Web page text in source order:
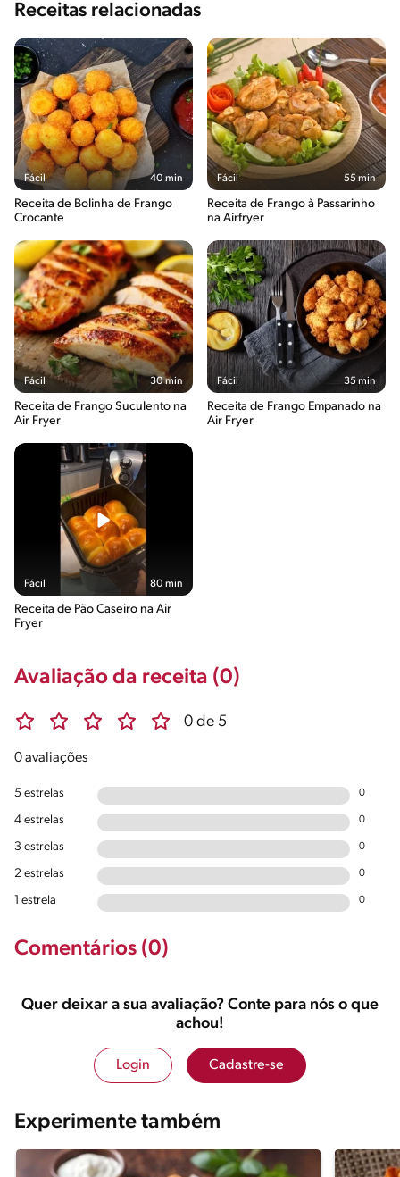
Receitas relacionadas
Fácil 40 min
Receita de Bolinha de Frango
Crocante
Fácil 55 min
Receita de Frango à Passarinho
na Airfryer
Fácil 30 min
Receita de Frango Suculento na
Air Fryer
Fácil 35 min
Receita de Frango Empanado na
Air Fryer
Fácil 80 min
Receita de Pão Caseiro na Air
Fryer
Avaliação da receita (0)
0 de 5
0 avaliações
5 estrelas 0
4 estrelas 0
3 estrelas 0
2 estrelas 0
1 estrela 0
Comentários (0)
Quer deixar a sua avaliação? Conte para nós o que
achou!
Login Cadastre-se
Experimente também